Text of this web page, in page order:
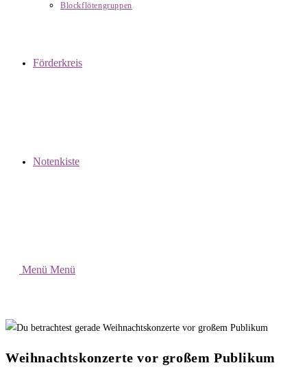
Blockflötengruppen
Förderkreis
Notenkiste
Menü Menü
Weihnachtskonzerte vor großem Publikum